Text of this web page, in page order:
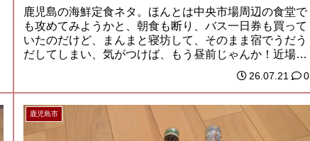
鹿児島の海鮮定食ネタ。ほんとは中央市場周辺の食堂で
も攻めてみようかと、朝食も断り、バス一日券も買って
いたのだけど、まんまと寝坊して、そのまま宿でうだう
だしてしまい、気がつけば、もう昼前じゃんか！近場
26.07.21 0
鹿児島市